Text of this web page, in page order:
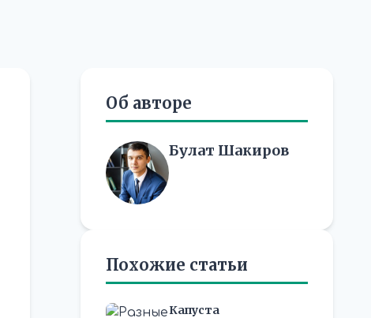
Об авторе
Булат Шакиров
Похожие статьи
Капуста